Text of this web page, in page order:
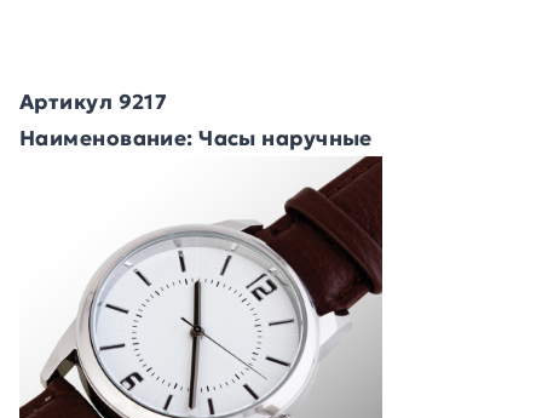
Артикул 9217
Наименование: Часы наручные